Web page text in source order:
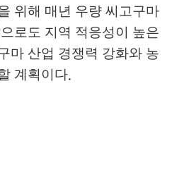
위해 매년 우량 씨고구마
로도 지역 적응성이 높은
마 산업 경쟁력 강화와 농
계획이다.